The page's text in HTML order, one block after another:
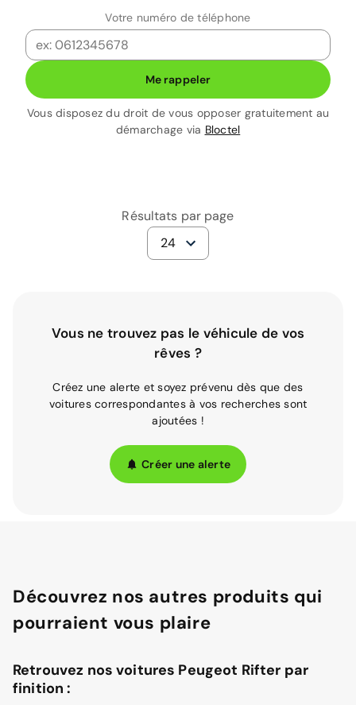
Votre numéro de téléphone
Me rappeler
Vous disposez du droit de vous opposer gratuitement au
démarchage via Bloctel
Résultats par page
24
Vous ne trouvez pas le véhicule de vos
rêves ?
Créez une alerte et soyez prévenu dès que des
voitures correspondantes à vos recherches sont
ajoutées !
Créer une alerte
Découvrez nos autres produits qui
pourraient vous plaire
Retrouvez nos voitures Peugeot Rifter par
finition :